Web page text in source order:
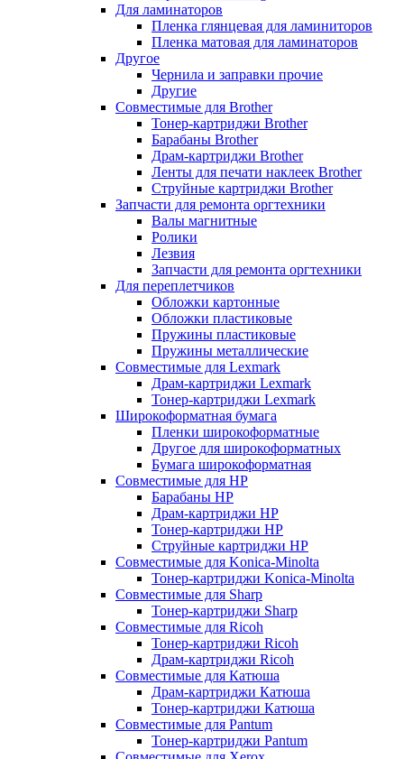
Для ламинаторов
Пленка глянцевая для ламиниторов
Пленка матовая для ламинаторов
Другое
Чернила и заправки прочие
Другие
Совместимые для Brother
Тонер-картриджи Brother
Барабаны Brother
Драм-картриджи Brother
Ленты для печати наклеек Brother
Струйные картриджи Brother
Запчасти для ремонта оргтехники
Валы магнитные
Ролики
Лезвия
Запчасти для ремонта оргтехники
Для переплетчиков
Обложки картонные
Обложки пластиковые
Пружины пластиковые
Пружины металлические
Совместимые для Lexmark
Драм-картриджи Lexmark
Тонер-картриджи Lexmark
Широкоформатная бумага
Пленки широкоформатные
Другое для широкоформатных
Бумага широкоформатная
Совместимые для HP
Барабаны HP
Драм-картриджи HP
Тонер-картриджи HP
Струйные картриджи HP
Совместимые для Konica-Minolta
Тонер-картриджи Konica-Minolta
Совместимые для Sharp
Тонер-картриджи Sharp
Совместимые для Ricoh
Тонер-картриджи Ricoh
Драм-картриджи Ricoh
Совместимые для Катюша
Драм-картриджи Катюша
Тонер-картриджи Катюша
Совместимые для Pantum
Тонер-картриджи Pantum